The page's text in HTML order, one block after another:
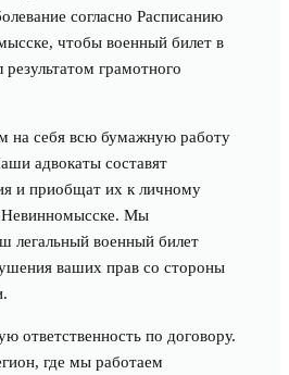
согласно Расписанию
чтобы военный билет в
грамотного
на себя всю бумажную работу
адвокаты составят
и приобщат их к личному
Невинномысске. Мы
легальный военный билет
ваших прав со стороны
ответственность по договору.
где мы работаем